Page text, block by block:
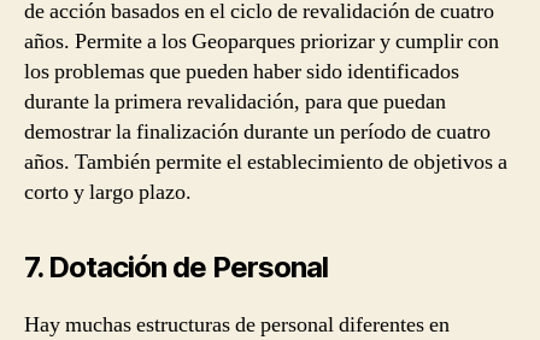
de acción basados ​​en el ciclo de revalidación de cuatro
años. Permite a los Geoparques priorizar y cumplir con
los problemas que pueden haber sido identificados
durante la primera revalidación, para que puedan
demostrar la finalización durante un período de cuatro
años. También permite el establecimiento de objetivos a
corto y largo plazo.
7. Dotación de Personal
Hay muchas estructuras de personal diferentes en